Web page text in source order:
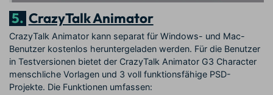
5. CrazyTalk Animator
CrazyTalk Animator kann separat für Windows- und Mac-
Benutzer kostenlos heruntergeladen werden. Für die Benutzer
in Testversionen bietet der CrazyTalk Animator G3 Character
menschliche Vorlagen und 3 voll funktionsfähige PSD-
Projekte. Die Funktionen umfassen: